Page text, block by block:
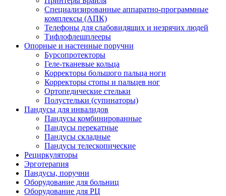
Специализированные аппаратно-программные
комплексы (АПК)
Телефоны для слабовидящих и незрячих людей
Тифлофлешплееры
Опорные и настенные поручни
Бурсопротекторы
Геле-тканевые кольца
Корректоры большого пальца ноги
Корректоры стопы и пальцев ног
Ортопедические стельки
Полустельки (супинаторы)
Пандусы для инвалидов
Пандусы комбинированные
Пандусы перекатные
Пандусы складные
Пандусы телескопические
Рециркуляторы
Эрготерапия
Пандусы, поручни
Оборудование для больниц
Оборудование для РЦ